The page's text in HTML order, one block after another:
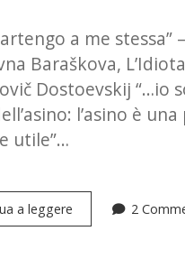
a me stessa”
Baraškova,
Dostoevskij “…io
l’asino è
utile”…
a leggere L’Idiota
di
2